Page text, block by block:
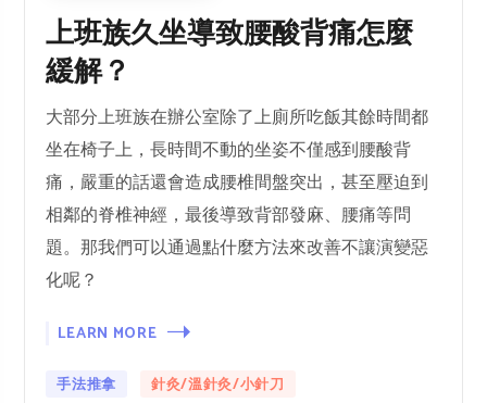
上班族久坐導致腰酸背痛怎麼
緩解？
大部分上班族在辦公室除了上廁所吃飯其餘時間都
坐在椅子上，長時間不動的坐姿不僅感到腰酸背
痛，嚴重的話還會造成腰椎間盤突出，甚至壓迫到
相鄰的脊椎神經，最後導致背部發麻、腰痛等問
題。那我們可以通過點什麼方法來改善不讓演變惡
化呢？
LEARN MORE
手法推拿 針灸/溫針灸/小針刀